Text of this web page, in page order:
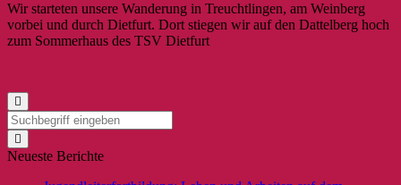
Wir starteten unsere Wanderung in Treuchtlingen, am Weinberg
vorbei und durch Dietfurt. Dort stiegen wir auf den Dattelberg hoch
zum Sommerhaus des TSV Dietfurt
Neueste Berichte